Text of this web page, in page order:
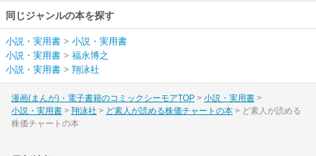
同じジャンルの本を探す
小説・実用書 > 小説・実用書
小説・実用書 > 福永博之
小説・実用書 > 翔泳社
漫画(まんが)・電子書籍のコミックシーモアTOP
小説・実用書
小説・実用書
翔泳社 ど素人が読める株価チャートの本
ど素人が読める
株価チャートの本